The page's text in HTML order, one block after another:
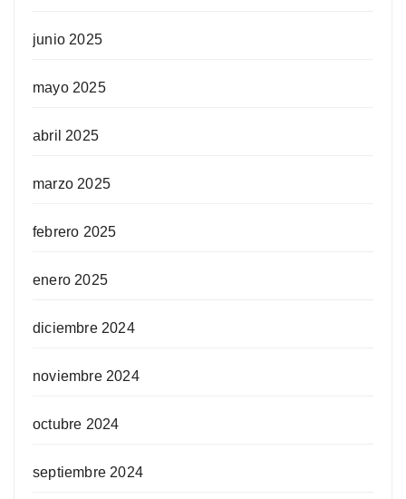
junio 2025
mayo 2025
abril 2025
marzo 2025
febrero 2025
enero 2025
diciembre 2024
noviembre 2024
octubre 2024
septiembre 2024